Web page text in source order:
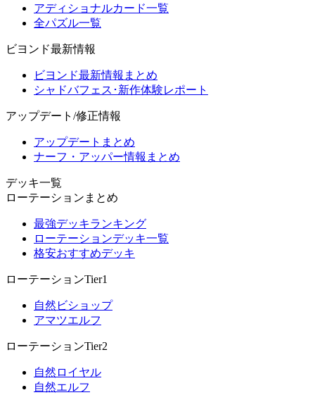
アディショナルカード一覧
全パズル一覧
ビヨンド最新情報
ビヨンド最新情報まとめ
シャドバフェス･新作体験レポート
アップデート/修正情報
アップデートまとめ
ナーフ・アッパー情報まとめ
デッキ一覧
ローテーションまとめ
最強デッキランキング
ローテーションデッキ一覧
格安おすすめデッキ
ローテーションTier1
自然ビショップ
アマツエルフ
ローテーションTier2
自然ロイヤル
自然エルフ